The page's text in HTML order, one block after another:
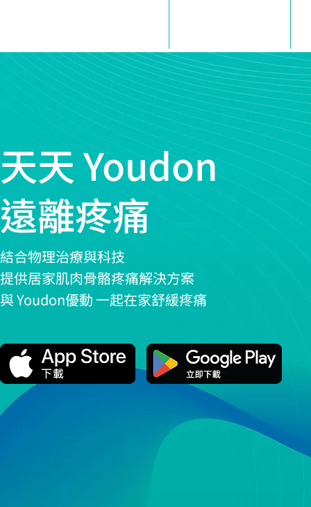
天天 Youdon
​遠離疼痛
結合物理治療與科技
提供居家肌肉骨骼疼痛解決方案
與 Youdon優動 一起在家舒緩疼痛